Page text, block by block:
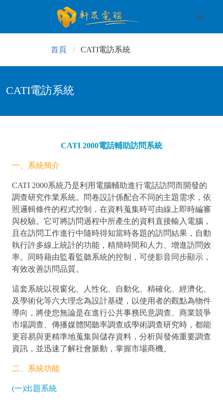
首頁 CATI電訪系統
CATI電訪系統
CATI 2000電話輔助訪問系統
一、系統簡介
CATI 2000系統乃是利用電腦輔助進行電話訪問而開發的
調查研究作業系統。問卷設計係配合不同的主題需求，依
照邏輯條件的程式控制，在資料蒐集時可由線上即時編審
與校驗。它可將訪問過程中所產生的資料直接輸入電腦，
且在訪問工作進行中隨時得知當時各題的訪問結果，自動
執行許多線上統計的功能，精簡時間和人力、增進訪問效
率。同時藉由監看監聽系統的控制，可使影音同步顯示，
有效改善訪問品質。
這套系統以視窗化、人性化、自動化、精確化、經濟化、
及學術化等六大理念為設計基礎，以使用者的觀點為物件
導向，將使您無論是在進行公共事務民意調查、商業競爭
市場調查、傳播媒體閱聽率調查或學術調查研究時，都能
更容易與更精準地蒐集與儲存資料，分析與發佈重要調查
資訊，並迅速了解社會脈動，掌握市場商機。
二、系統功能
(一)出題系統